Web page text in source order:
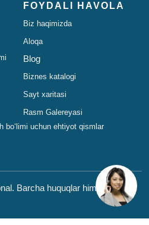
bo‘limi uchun ehtiyot qismlar
FOYDALI HAVOLA
Biz haqimizda
Aloqa
Blog
Biznes katalogi
Sayt xaritasi
Rasm Galereyasi
Barcha huquqlar himoyalangan